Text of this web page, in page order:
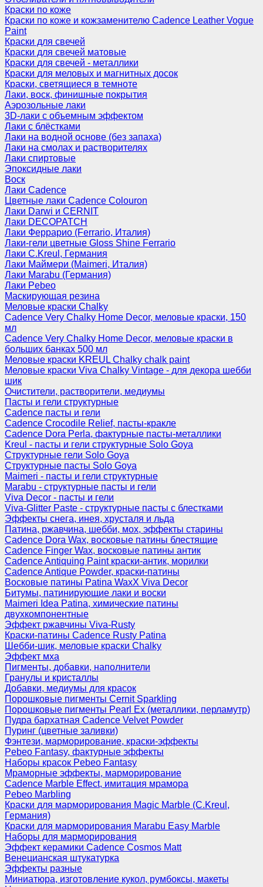
Краски по коже
Краски по коже и кожзаменителю Cadence Leather Vogue
Paint
Краски для свечей
Краски для свечей матовые
Краски для свечей - металлики
Краски для меловых и магнитных досок
Краски, светящиеся в темноте
Лаки, воск, финишные покрытия
Аэрозольные лаки
3D-лаки с объемным эффектом
Лаки с блёстками
Лаки на водной основе (без запаха)
Лаки на смолах и растворителях
Лаки спиртовые
Эпоксидные лаки
Воск
Лаки Cadence
Цветные лаки Cadence Colouron
Лаки Darwi и CERNIT
Лаки DECOPATCH
Лаки Феррарио (Ferrario, Италия)
Лаки-гели цветные Gloss Shine Ferrario
Лаки C.Kreul, Германия
Лаки Маймери (Maimeri, Италия)
Лаки Marabu (Германия)
Лаки Pebeo
Маскирующая резина
Меловые краски Chalky
Cadence Very Chalky Home Decor, меловые краски, 150
мл
Cadence Very Chalky Home Decor, меловые краски в
больших банках 500 мл
Меловые краски KREUL Chalky chalk paint
Меловые краски Viva Chalky Vintage - для декора шебби
шик
Очистители, растворители, медиумы
Пасты и гели структурные
Cadence пасты и гели
Cadence Crocodile Relief, пасты-кракле
Cadence Dora Perla, фактурные пасты-металлики
Kreul - пасты и гели структурные Solo Goya
Структурные гели Solo Goya
Структурные пасты Solo Goya
Maimeri - пасты и гели структурные
Marabu - структурные пасты и гели
Viva Decor - пасты и гели
Viva-Glitter Paste - структурные пасты с блестками
Эффекты снега, инея, хрусталя и льда
Патина, ржавчина, шебби, мох, эффекты старины
Cadence Dora Wax, восковые патины блестящие
Cadence Finger Wax, восковые патины антик
Сadence Antiquing Paint краски-антик, морилки
Cadence Antique Powder, краски-патины
Восковые патины Patina WaxX Viva Decor
Битумы, патинирующие лаки и воски
Maimeri Idea Patina, химические патины
двухкомпонентные
Эффект ржавчины Viva-Rusty
Краски-патины Cadence Rusty Patina
Шебби-шик, меловые краски Chalky
Эффект мха
Пигменты, добавки, наполнители
Гранулы и кристаллы
Добавки, медиумы для красок
Порошковые пигменты Cernit Sparkling
Порошковые пигменты Pearl Ex (металлики, перламутр)
Пудра бархатная Cadence Velvet Powder
Пуринг (цветные заливки)
Фэнтези, марморирование, краски-эффекты
Pebeo Fantasy, фактурные эффекты
Наборы красок Pebeo Fantasy
Мраморные эффекты, марморирование
Cadence Marble Effect, имитация мрамора
Pebeo Marbling
Краски для марморирования Magic Marble (C.Kreul,
Германия)
Краски для марморирования Marabu Easy Marble
Наборы для марморирования
Эффект керамики Cadence Cosmos Matt
Венецианская штукатурка
Эффекты разные
Миниатюра, изготовление кукол, румбоксы, макеты